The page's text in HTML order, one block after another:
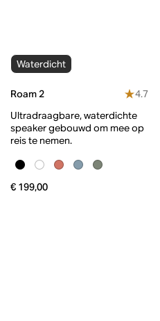
Waterdicht
Roam 2
4.7
Ultradraagbare, waterdichte
speaker gebouwd om mee op
reis te nemen.
€ 199,00